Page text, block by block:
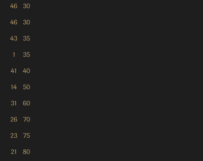
46 30
46 30
43 35
1 35
41 40
14 50
31 60
26 70
23 75
21 80